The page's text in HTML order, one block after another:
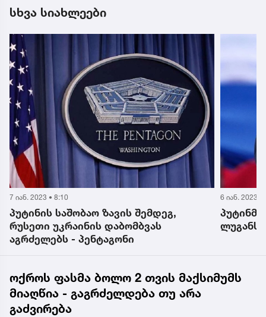
სხვა სიახლეები
7 იან. 2023 • 8:10
პუტინის საშობაო ზავის შემდეგ,
რუსეთი უკრაინის დაბომბვას
აგრძელებს - პენტაგონი
6 იან. 2023 •
ოქროს ფასმა ბოლო 2 თვის მაქსიმუმს
მიაღწია - გაგრძელდება თუ არა
გაძვირება